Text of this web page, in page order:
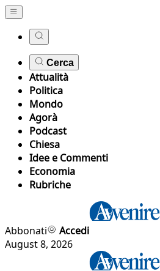
Cerca
Attualità
Politica
Mondo
Agorà
Podcast
Chiesa
Idee e Commenti
Economia
Rubriche
Abbonati
Accedi
August 8, 2026